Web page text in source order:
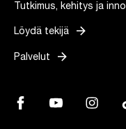
Tutkimus, kehitys ja
Löydä tekijä arrow_forward
Palvelut arrow_forward
Facebook, Linkki
YouTube, Linkki